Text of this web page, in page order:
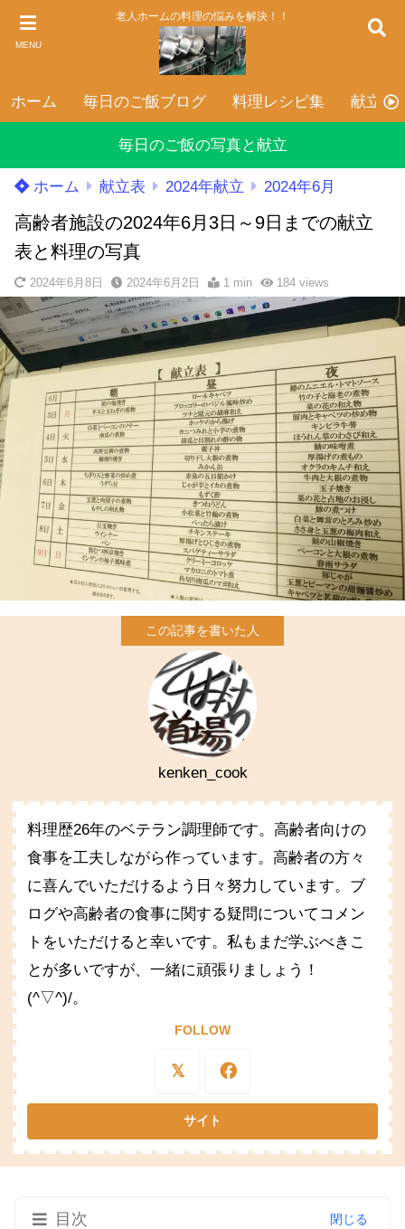
MENU
老人ホームの料理の悩みを解決！！
ホーム 毎日のご飯ブログ 料理レシピ集 献立表
毎日のご飯の写真と献立
ホーム 献立表 2024年献立 2024年6月
高齢者施設の2024年6月3日～9日までの献立
表と料理の写真
2024年6月8日 2024年6月2日 1 min 184views
kenken_cook
料理歴26年のベテラン調理師です。高齢者向けの
食事を工夫しながら作っています。高齢者の方々
に喜んでいただけるよう日々努力しています。ブ
ログや高齢者の食事に関する疑問についてコメン
トをいただけると幸いです。私もまだ学ぶべきこ
とが多いですが、一緒に頑張りましょう！
(^▽^)/。
FOLLOW
目次